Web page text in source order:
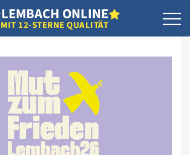
LEMBACH ONLINE
MIT 12-STERNE QUALITÄT